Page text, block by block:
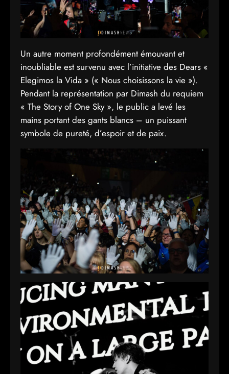
Un autre moment profondément émouvant et
inoubliable est survenu avec l’initiative des Dears «
Elegimos la Vida » (« Nous choisissons la vie »).
Pendant la représentation par Dimash du requiem
« The Story of One Sky », le public a levé les
mains portant des gants blancs – un puissant
symbole de pureté, d’espoir et de paix.